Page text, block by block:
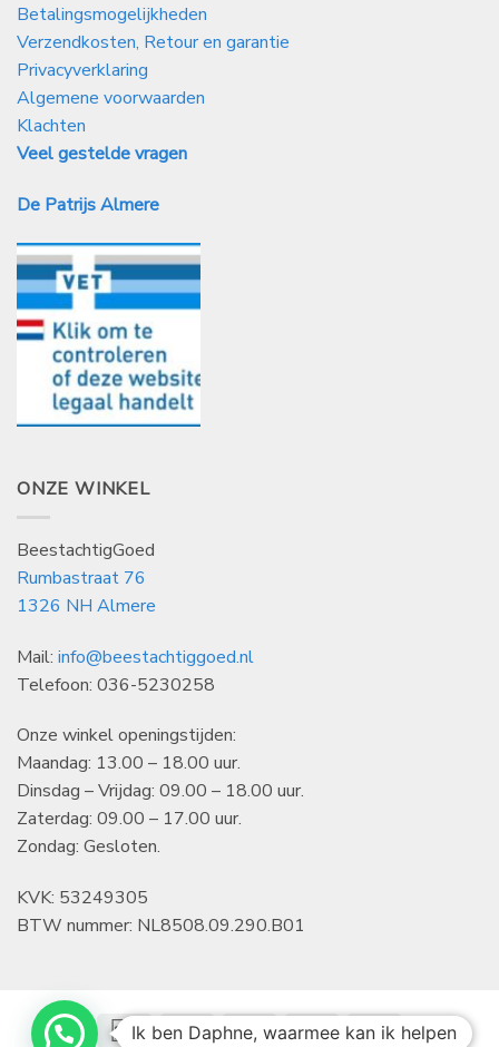
Betalingsmogelijkheden
Verzendkosten, Retour en garantie
Privacyverklaring
Algemene voorwaarden
Klachten
Veel gestelde vragen
De Patrijs Almere
ONZE WINKEL
BeestachtigGoed
Rumbastraat 76
1326 NH Almere
Mail: info@beestachtiggoed.nl
Telefoon: 036-5230258
Onze winkel openingstijden:
Maandag: 13.00 – 18.00 uur.
Dinsdag – Vrijdag: 09.00 – 18.00 uur.
Zaterdag: 09.00 – 17.00 uur.
Zondag: Gesloten.
KVK: 53249305
BTW nummer: NL8508.09.290.B01
IDeal Klarna Bancontact
CBC KBC
Ik ben Daphne, waarmee kan ik helpen